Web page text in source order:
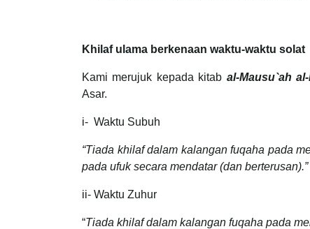
Khilaf ulama berkenaan waktu-waktu solat
Kami merujuk kepada kitab al-Mausu`ah
Asar.
i- Waktu Subuh
“Tiada khilaf dalam kalangan fuqaha pada
pada ufuk secara mendatar (dan berterusan).”
ii- Waktu Zuhur
“Tiada khilaf dalam kalangan fuqaha pada